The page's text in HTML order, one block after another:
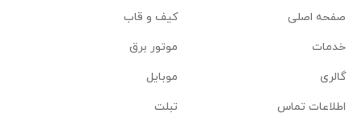
صفحه اصلی
خدمات
گالری
اطلاعات تماس
کیف و قاب
موتور برق
موبایل
تبلت